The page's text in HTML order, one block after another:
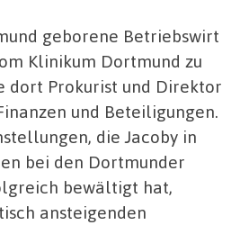
geborene Betriebswirt
Klinikum Dortmund zu
dort Prokurist und Direktor
und Beteiligungen.
die Jacoby in
bei den Dortmunder
bewältigt hat,
ansteigenden